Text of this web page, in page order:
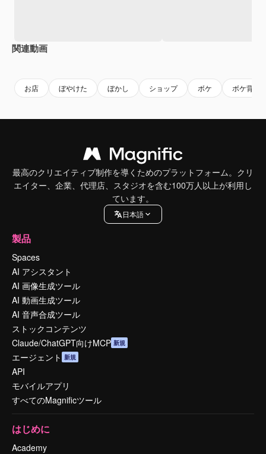
関連動画
お店 ぼやけた ぼかし ショップ ボケ ボケ背景
最高のクリエイティブ制作を導くためのプラットフォーム。クリ
エイター、企業、代理店、スタジオを含む100万人以上が利用し
ています。
日本語
製品
Spaces
AI アシスタント
AI 画像生成ツール
AI 動画生成ツール
AI 音声合成ツール
ストックコンテンツ
Claude/ChatGPT向けMCP 新規
エージェント 新規
API
モバイルアプリ
すべてのMagnificツール
はじめに
Academy